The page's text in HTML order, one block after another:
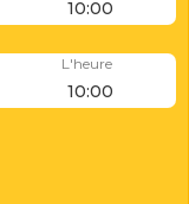
L'heure